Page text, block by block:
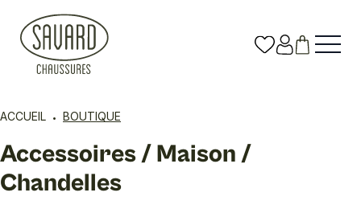
ACCUEIL BOUTIQUE
Accessoires / Maison /
Chandelles